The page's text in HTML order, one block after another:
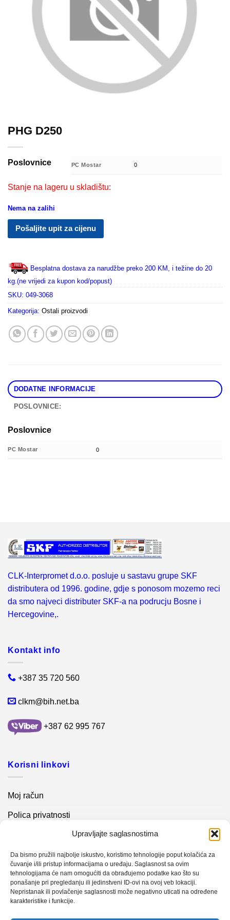
Upravljajte saglasnostima
Da bismo pružili najbolje iskustvo, koristimo tehnologije poput kolačića za
čuvanje i/ili pristup informacijama o uređaju. Saglasnost sa ovim
tehnologijama će nam omogućiti da obrađujemo podatke kao što su
ponašanje pri pregledanju ili jedinstveni ID-ovi na ovoj veb lokaciji.
Nepristanak ili povlačenje saglasnosti može negativno uticati na određene
karakteristike i funkcije.
PHG D250
Poslovnice PC Mostar 0
Stanje na lageru u skladištu:
Nema na zalihi
Pošaljite upit za cijenu
Besplatna dostava za narudžbe preko 200 KM, i težine do 20
kg.(ne vrijedi za kupon kod/popust)
SKU: 049-3068
Kategorija: Ostali proizvodi
DODATNE INFORMACIJE
POSLOVNICE:
Poslovnice
PC Mostar 0
CLK-Interpromet d.o.o. posluje u sastavu grupe SKF
distributera od 1996. godine, gdje s ponosom mozemo reci
da smo najveci distributer SKF-a na podrucju Bosne i
Hercegovine,.
Kontakt info
+387 35 720 560
clkm@bih.net.ba
+387 62 995 767
Korisni linkovi
Moj račun
Polica privatnosti
Kontakt info
Novosti